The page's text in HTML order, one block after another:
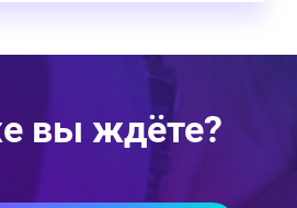
вы ждёте?